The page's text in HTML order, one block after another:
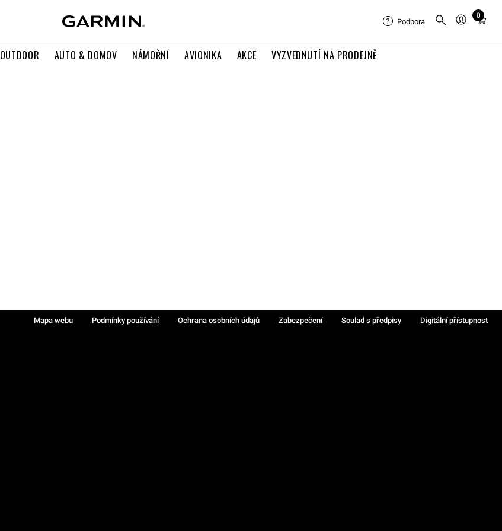
OUTDOOR AUTO & DOMOV NÁMOŘNÍ AVIONIKA AKCE VYZVEDNUTÍ NA PRODEJNĚ
Podpora
0
Total
in
Mapa webu Podmínky používání Ochrana osobních údajů Zabezpečení Soulad s předpisy
Digitální přístupnost